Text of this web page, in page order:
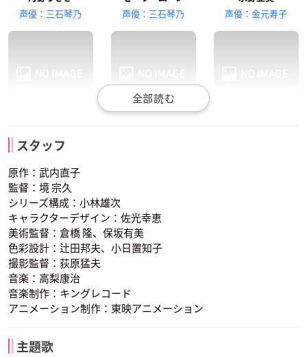
小清水亜美 小清水亜美 伊藤静
伊藤静
野島健児
地場 衛
声優：三石琴乃 声優：三石琴乃 声優：金元寿子
ー
木野まこと
声優：小清水亜美 声優：小清水亜美
スタッフ
原作：武内直子
監督：境 宗久
シリーズ構成：小林雄次
キャラクターデザイン：佐光幸恵
美術監督：倉橋 隆、保坂有美
色彩設計：辻田邦夫、小日置知子
撮影監督：荻原猛夫
音楽：高梨康治
音楽制作：キングレコード
アニメーション制作：東映アニメーション
主題歌